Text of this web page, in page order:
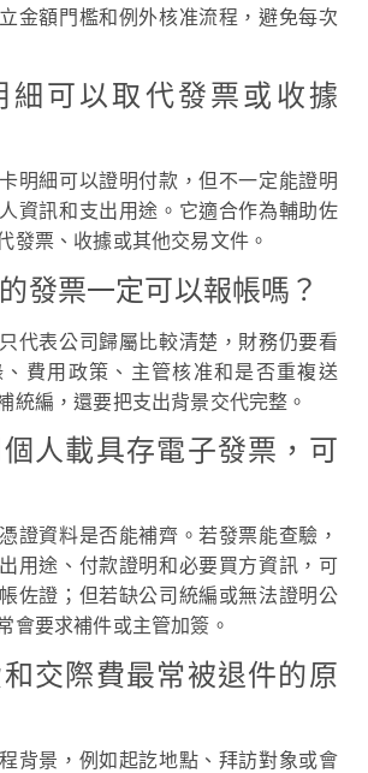
金額門檻和例外核准流程，避免每次
細可以取代發票或收據
明細可以證明付款，但不一定能證明
資訊和支出用途。它適合作為輔助佐
發票、收據或其他交易文件。
發票一定可以報帳嗎？
代表公司歸屬比較清楚，財務仍要看
費用政策、主管核准和是否重複送
統編，還要把支出背景交代完整。
人載具存電子發票，可
證資料是否能補齊。若發票能查驗，
用途、付款證明和必要買方資訊，可
佐證；但若缺公司統編或無法證明公
會要求補件或主管加簽。
交際費最常被退件的原
背景，例如起訖地點、拜訪對象或會